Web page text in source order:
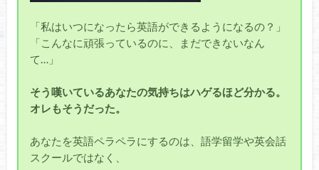
「私はいつになったら英語ができるようになるの？」
「こんなに頑張っているのに、まだできないなん
て…」
そう嘆いているあなたの気持ちはハゲるほど分かる。
オレもそうだった。
あなたを英語ペラペラにするのは、語学留学や英会話
スクールではなく、